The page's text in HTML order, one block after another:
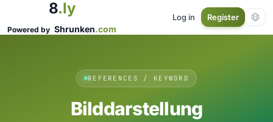
8.ly
Powered by Shrunken.com
Log in Register
REFERENCES / KEYWORD
Bilddarstellung